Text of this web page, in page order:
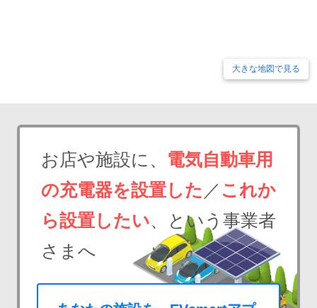
大きな地図で見る
お店や施設に、 電気自動車用
の充電器を設置した ／ これか
ら設置したい、という事業者
さまへ